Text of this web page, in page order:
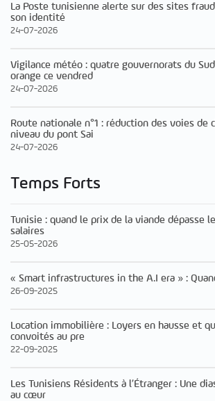
La Poste tunisienne alerte sur des sites
son identité
24-07-2026
Vigilance météo : quatre gouvernorats du
orange ce vendred
24-07-2026
Route nationale n°1 : réduction des voies de
niveau du pont Sai
24-07-2026
Temps Forts
Tunisie : quand le prix de la viande dépasse
salaires
25-05-2026
« Smart infrastructures in the A.I era » :
26-09-2025
Location immobilière : Loyers en hausse et
convoités au pre
22-09-2025
Les Tunisiens Résidents à l’Étranger : Une
au cœur